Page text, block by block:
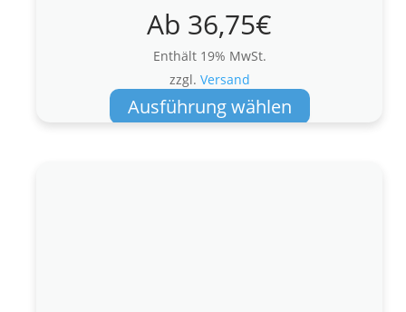
Ab 36,75€
Enthält 19% MwSt.
zzgl. Versand
Ausführung wählen
Dieses
Produkt